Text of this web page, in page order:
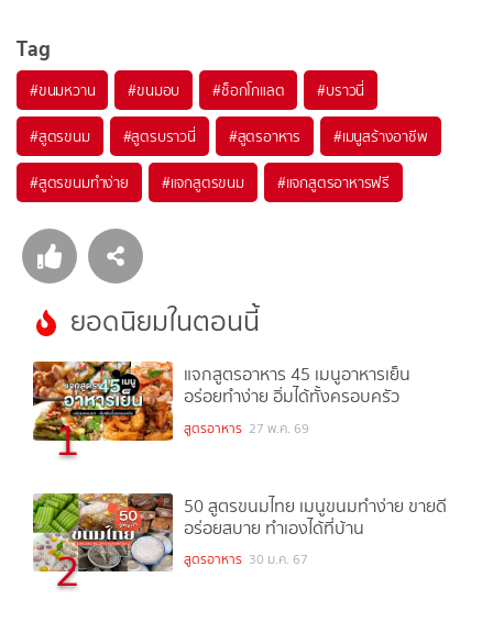
Tag
#ขนมหวาน #ขนมอบ #ช็อกโกแลต #บราวนี่
#สูตรขนม #สูตรบราวนี่ #สูตรอาหาร #เมนูสร้างอาชีพ
#สูตรขนมทำง่าย #แจกสูตรขนม #แจกสูตรอาหารฟรี
ยอดนิยมในตอนนี้
1
แจกสูตรอาหาร 45 เมนูอาหารเย็น
อร่อยทำง่าย อิ่มได้ทั้งครอบครัว
สูตรอาหาร 27 พ.ค. 69
2
50 สูตรขนมไทย เมนูขนมทำง่าย ขายดี
อร่อยสบาย ทำเองได้ที่บ้าน
สูตรอาหาร 30 ม.ค. 67